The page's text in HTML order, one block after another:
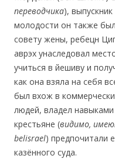
переводчика),
молодости он также
совету жены, ребецн
аврэх унаследовал
учиться в йешиву и
как она взяла на себя
был вхож в
людей, владел
крестьяне (видимо,
belisrael) предпочитали
казённого суда.